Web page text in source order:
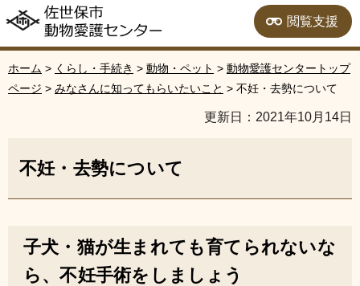
佐世保市動物愛護セン
ター
閲覧支援
ホーム > くらし・手続き > 動物・ペット > 動物愛護センタートップ
ページ > みなさんに知ってもらいたいこと > 不妊・去勢について
更新日：2021年10月14日
不妊・去勢について
子犬・猫が生まれても育てられないな
ら、不妊手術をしましょう